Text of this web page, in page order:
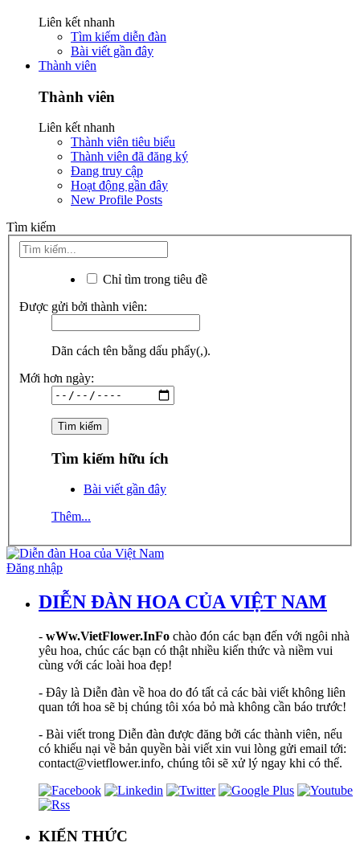
Liên kết nhanh
Tìm kiếm diễn đàn
Bài viết gần đây
Thành viên
Thành viên
Liên kết nhanh
Thành viên tiêu biểu
Thành viên đã đăng ký
Đang truy cập
Hoạt động gần đây
New Profile Posts
Tìm kiếm
Chỉ tìm trong tiêu đề
Được gửi bởi thành viên:
Dãn cách tên bằng dấu phẩy(,).
Mới hơn ngày:
Tìm kiếm hữu ích
Bài viết gần đây
Thêm...
Đăng nhập
DIỄN ĐÀN HOA CỦA VIỆT NAM
- wWw.VietFlower.InFo chào đón các bạn đến với ngôi nhà
yêu hoa, chúc các bạn có thật nhiều kiến thức và niềm vui
cùng với các loài hoa đẹp!
- Đây là Diễn đàn về hoa do đó tất cả các bài viết không liên
quan tới hoa sẽ bị chúng tôi xóa bỏ mà không cần báo trước!
- Bài viết trong Diễn đàn được đăng bởi các thành viên, nếu
có khiếu nại về bản quyền bài viết xin vui lòng gửi email tới:
contact@vietflower.info, chúng tôi sẽ xử lý ngay khi có thể.
KIẾN THỨC